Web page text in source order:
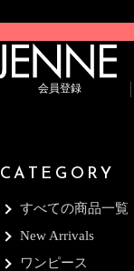
会員登録
CATEGORY
すべての商品一覧
New Arrivals
ワンピース